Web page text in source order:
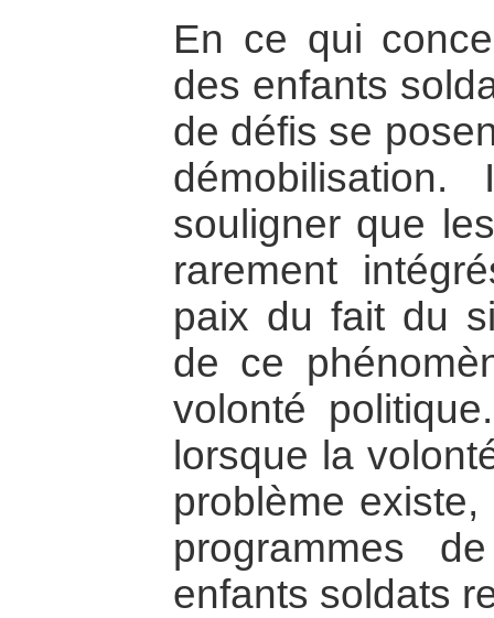
En ce qui
des enfants
de défis se
souligner que
rarement
paix du fait du
de ce
volonté
lorsque la
problème
programmes
enfants soldats